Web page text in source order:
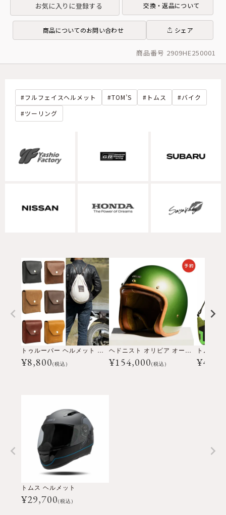
お気に入りに登録する 交換・返品について
商品についてのお問い合わせ シェア
商品番号 2909HE250001
フルフェイスヘルメット TOM’S トムス
バイク
ツーリング
トゥルーパー ヘルメット バッグ
¥8,800(税込)
ヘドニスト オリビア オープンフェイス ヘルメット
¥154,000(税込) ¥
トムス ヘルメット
¥29,700(税込)